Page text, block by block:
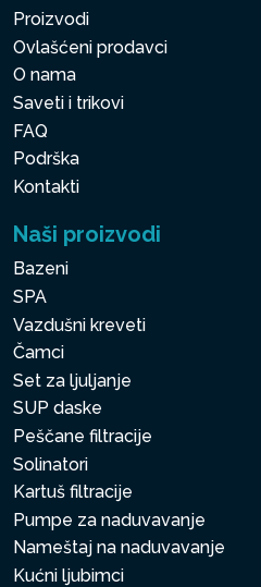
Proizvodi
Ovlašćeni prodavci
O nama
Saveti i trikovi
FAQ
Podrška
Kontakti
Naši proizvodi
Bazeni
SPA
Vazdušni kreveti
Čamci
Set za ljuljanje
SUP daske
Peščane filtracije
Solinatori
Kartuš filtracije
Pumpe za naduvavanje
Nameštaj na naduvavanje
Kućni ljubimci